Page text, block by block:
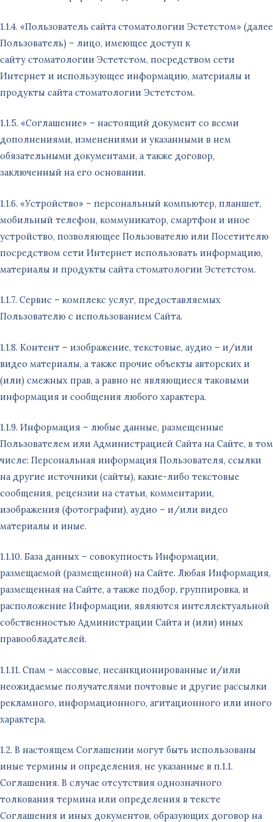
1.1.4. «Пользователь сайта стоматологии Эстетстом» (далее
Пользователь) – лицо, имеющее доступ к
сайту стоматологии Эстетстом, посредством сети
Интернет и использующее информацию, материалы и
продукты сайта стоматологии Эстетстом.
1.1.5. «Соглашение» – настоящий документ со всеми
дополнениями, изменениями и указанными в нем
обязательными документами, а также договор,
заключенный на его основании.
1.1.6. «Устройство» – персональный компьютер, планшет,
мобильный телефон, коммуникатор, смартфон и иное
устройство, позволяющее Пользователю или Посетителю
посредством сети Интернет использовать информацию,
материалы и продукты сайта стоматологии Эстетстом.
1.1.7. Сервис – комплекс услуг, предоставляемых
Пользователю с использованием Сайта.
1.1.8. Контент – изображение, текстовые, аудио – и/или
видео материалы, а также прочие объекты авторских и
(или) смежных прав, а равно не являющиеся таковыми
информация и сообщения любого характера.
1.1.9. Информация – любые данные, размещенные
Пользователем или Администрацией Сайта на Сайте, в том
числе: Персональная информация Пользователя, ссылки
на другие источники (сайты), какие-либо текстовые
сообщения, рецензии на статьи, комментарии,
изображения (фотографии), аудио – и/или видео
материалы и иные.
1.1.10. База данных – совокупность Информации,
размещаемой (размещенной) на Сайте. Любая Информация,
размещенная на Сайте, а также подбор, группировка, и
расположение Информации, являются интеллектуальной
собственностью Администрации Сайта и (или) иных
правообладателей.
1.1.11. Спам – массовые, несанкционированные и/или
неожидаемые получателями почтовые и другие рассылки
рекламного, информационного, агитационного или иного
характера.
1.2. В настоящем Соглашении могут быть использованы
иные термины и определения, не указанные в п.1.1.
Соглашения. В случае отсутствия однозначного
толкования термина или определения в тексте
Соглашения и иных документов, образующих договор на